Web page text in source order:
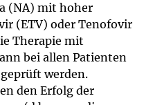
(NA) mit hoher
(ETV) oder Tenofovir
Therapie mit
bei allen Patienten
werden.
den Erfolg der